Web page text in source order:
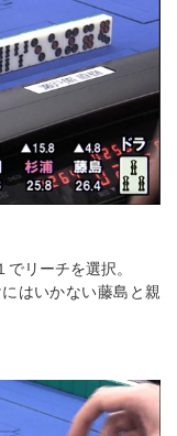
リーチを選択。
はいかない藤島と親